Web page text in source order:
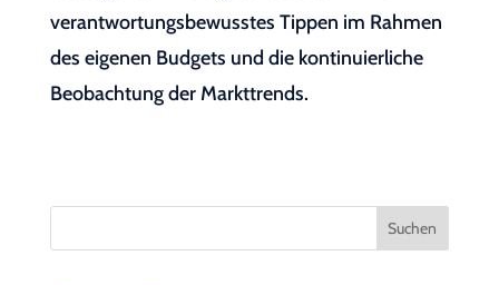
verantwortungsbewusstes Tippen im Rahmen
des eigenen Budgets und die kontinuierliche
Beobachtung der Markttrends.
Suchen